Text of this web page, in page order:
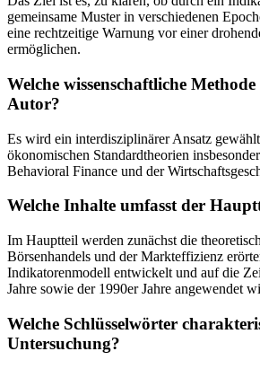
gemeinsame Muster in verschiedenen
eine rechtzeitige Warnung vor einer
ermöglichen.
Welche wissenschaftliche
Autor?
Es wird ein interdisziplinärer Ansatz
ökonomischen Standardtheorien
Behavioral Finance und der
Welche Inhalte umfasst der
Im Hauptteil werden zunächst die
Börsenhandels und der Markteffizienz
Indikatorenmodell entwickelt und auf die
Jahre sowie der 1990er Jahre angewendet
Welche Schlüsselwörter
Untersuchung?